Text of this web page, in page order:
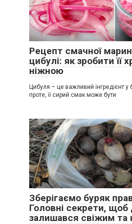
Рецепт смачної
цибулі: як зробити її
ніжною
Цибуля – це важливий інгредієнт у
проте, її сирий смак може бути
Зберігаємо буряк
Головні секрети, щоб
залишався свіжим та